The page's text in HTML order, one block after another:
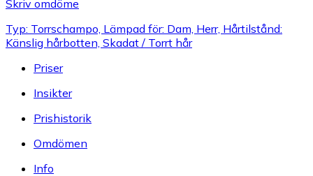
Skriv omdöme
Typ: Torrschampo, Lämpad för: Dam, Herr, Hårtilstånd:
Känslig hårbotten, Skadat / Torrt hår
Priser
Insikter
Prishistorik
Omdömen
Info